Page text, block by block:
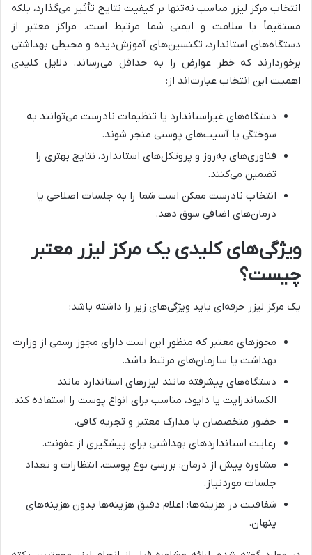
انتخاب مرکز لیزر مناسب نه‌تنها بر کیفیت نتایج تأثیر می‌گذارد، بلکه
مستقیماً با سلامت و ایمنی شما مرتبط است. مراکز معتبر از
دستگاه‌های استاندارد، تکنسین‌های آموزش‌دیده و محیطی بهداشتی
برخوردارند که خطر عوارض را به حداقل می‌رساند. دلایل کلیدی
اهمیت این انتخاب عبارت‌اند از:
دستگاه‌های غیراستاندارد یا تنظیمات نادرست می‌توانند به
سوختگی یا آسیب‌های پوستی منجر شوند.
فناوری‌های به‌روز و پروتکل‌های استاندارد، نتایج بهتری را
تضمین می‌کنند.
انتخاب نادرست ممکن است شما را به جلسات اصلاحی یا
درمان‌های اضافی سوق دهد.
ویژگی‌های کلیدی یک مرکز لیزر معتبر
چیست؟
یک مرکز لیزر حرفه‌ای باید ویژگی‌های زیر را داشته باشد:
مجوزهای معتبر که منظور این است دارای مجوز رسمی از وزارت
بهداشت یا سازمان‌های مرتبط باشد.
دستگاه‌های پیشرفته مانند لیزرهای استاندارد مانند
الکساندرایت یا دایود، مناسب برای انواع پوست را استفاده کند.
حضور متخصصان با مدارک معتبر و تجربه کافی.
رعایت استانداردهای بهداشتی برای پیشگیری از عفونت.
مشاوره پیش از درمان: بررسی نوع پوست، انتظارات و تعداد
جلسات موردنیاز.
شفافیت در هزینه‌ها: اعلام دقیق هزینه‌ها بدون هزینه‌های
پنهان.